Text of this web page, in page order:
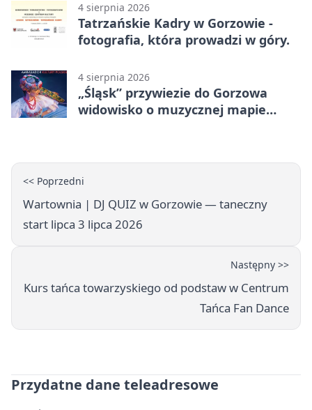
4 sierpnia 2026
Tatrzańskie Kadry w Gorzowie -
fotografia, która prowadzi w góry.
4 sierpnia 2026
„Śląsk” przywiezie do Gorzowa
widowisko o muzycznej mapie
<< Poprzedni
Wartownia | DJ QUIZ w Gorzowie — taneczny
start lipca 3 lipca 2026
Następny >>
Kurs tańca towarzyskiego od podstaw w Centrum
Tańca Fan Dance
Przydatne dane teleadresowe